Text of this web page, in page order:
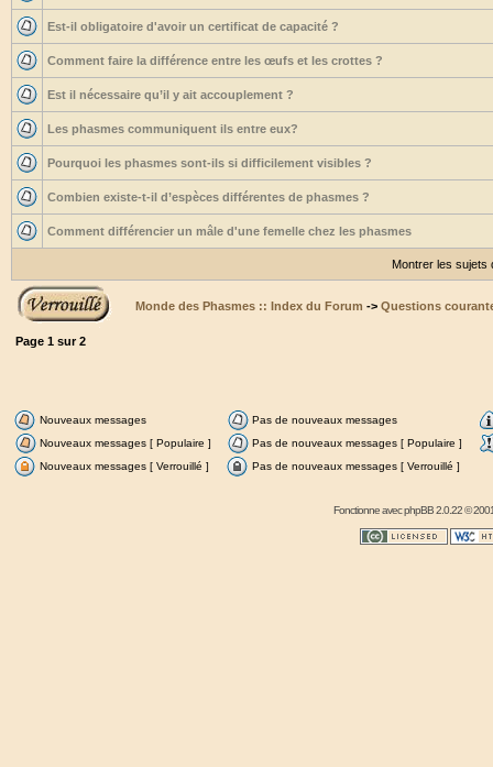
Est-il obligatoire d'avoir un certificat de capacité ?
Comment faire la différence entre les œufs et les crottes ?
Est il nécessaire qu’il y ait accouplement ?
Les phasmes communiquent ils entre eux?
Pourquoi les phasmes sont-ils si difficilement visibles ?
Combien existe-t-il d’espèces différentes de phasmes ?
Comment différencier un mâle d'une femelle chez les phasmes
Montrer les sujets
Monde des Phasmes :: Index du Forum -> Questions
Page 1 sur2
Nouveaux messages
Pas de nouveaux messages
Nouveaux messages [ Populaire ]
Pas de nouveaux messages [ Populaire ]
Nouveaux messages [ Verrouillé ]
Pas de nouveaux messages [ Verrouillé ]
Fonctionne avecphpBB2.0.22 ©